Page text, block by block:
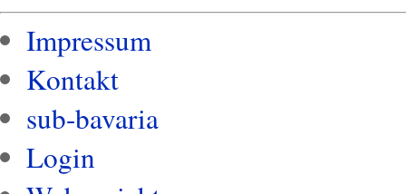
Impressum
Kontakt
sub-bavaria
Login